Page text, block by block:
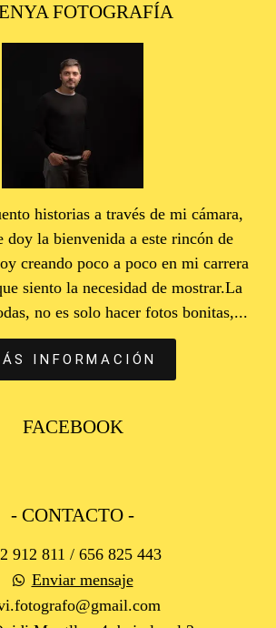
FOTOGRAFÍA
historias a través de mi cámara,
doy la bienvenida a este rincón de
creando poco a poco en mi carrera
siento la necesidad de mostrar.La
no es solo hacer fotos bonitas,...
INFORMACIÓN
FACEBOOK
- CONTACTO -
912 811 / 656 825 443
Enviar mensaje